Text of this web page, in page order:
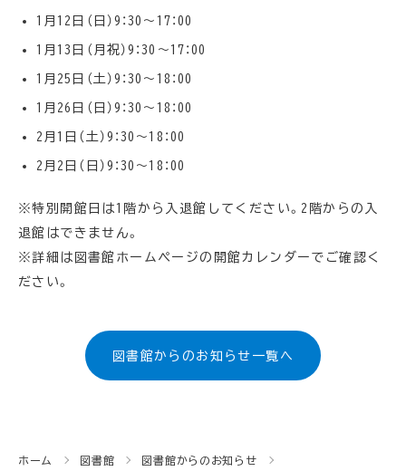
1月12日（日）9：30～17：00
1月13日（月祝）9：30～17：00
1月25日（土）9：30～18：00
1月26日（日）9：30～18：00
2月1日（土）9：30～18：00
2月2日（日）9：30～18：00
※特別開館日は1階から入退館してください。2階からの入
退館はできません。
※詳細は図書館ホームページの開館カレンダーでご確認く
ださい。
図書館からのお知らせ一覧へ
ホーム 図書館 図書館からのお知らせ